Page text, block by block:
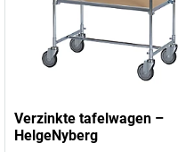
Verzinkte tafelwagen –
HelgeNyberg